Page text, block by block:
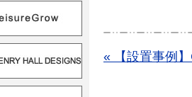
« 【設置事例